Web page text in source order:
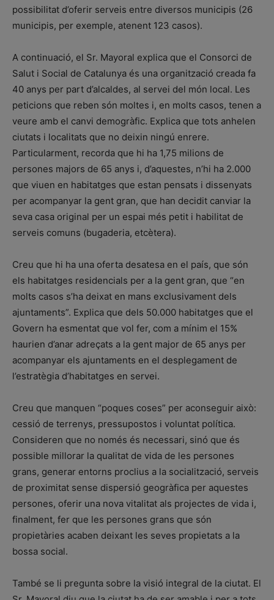
possibilitat d’oferir serveis entre diversos municipis (26
municipis, per exemple, atenent 123 casos).
A continuació, el Sr. Mayoral explica que el Consorci de
Salut i Social de Catalunya és una organització creada fa
40 anys per part d’alcaldes, al servei del món local. Les
peticions que reben són moltes i, en molts casos, tenen a
veure amb el canvi demogràfic. Explica que tots anhelen
ciutats i localitats que no deixin ningú enrere.
Particularment, recorda que hi ha 1,75 milions de
persones majors de 65 anys i, d’aquestes, n’hi ha 2.000
que viuen en habitatges que estan pensats i dissenyats
per acompanyar la gent gran, que han decidit canviar la
seva casa original per un espai més petit i habilitat de
serveis comuns (bugaderia, etcètera).
Creu que hi ha una oferta desatesa en el país, que són
els habitatges residencials per a la gent gran, que “en
molts casos s’ha deixat en mans exclusivament dels
ajuntaments”. Explica que dels 50.000 habitatges que el
Govern ha esmentat que vol fer, com a mínim el 15%
haurien d’anar adreçats a la gent major de 65 anys per
acompanyar els ajuntaments en el desplegament de
l’estratègia d’habitatges en servei.
Creu que manquen “poques coses” per aconseguir això:
cessió de terrenys, pressupostos i voluntat política.
Consideren que no només és necessari, sinó que és
possible millorar la qualitat de vida de les persones
grans, generar entorns proclius a la socialització, serveis
de proximitat sense dispersió geogràfica per aquestes
persones, oferir una nova vitalitat als projectes de vida i,
finalment, fer que les persones grans que són
propietàries acaben deixant les seves propietats a la
bossa social.
També se li pregunta sobre la visió integral de la ciutat. El